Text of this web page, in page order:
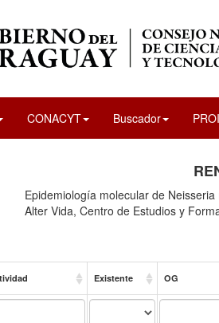
CONACYT Buscador
Epidemiología molecular de
Alter Vida, Centro de Estudios y
Existente OG